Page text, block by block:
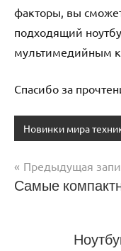
факторы, вы
подходящий
мультимедийным
Спасибо за
Новинки мира
Навигация
записям
Предыдущая
Самые